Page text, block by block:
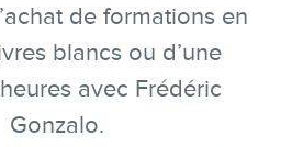
de formations en
blancs ou d’une
avec Frédéric
Gonzalo.